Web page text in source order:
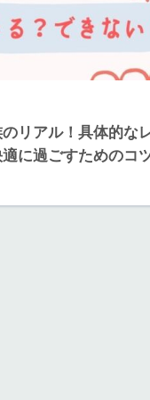
リアル！具体的な
に過ごすためのコ